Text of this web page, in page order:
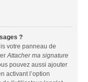
?
votre panneau de
Attacher ma signature
pouvez aussi ajouter
activant l’option